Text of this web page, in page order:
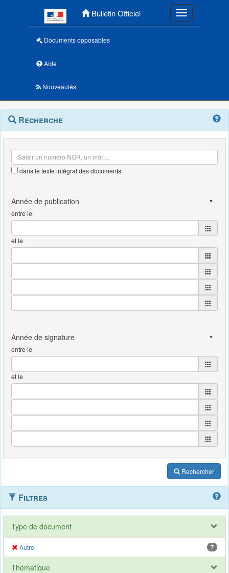
Bulletin Officiel Toggle
Documents opposables
Aide
Nouveautés
Navigation
outils
Menu
contextuel
Recherche
dans le texte intégral des documents
entre le
et le
entre le
et le
Rechercher
Filtres
Type de document
Autre 7
Thématique